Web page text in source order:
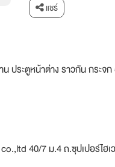
แชร์
น ประตูหน้าต่าง ราวกัน กระ
40/7 ม.4 ถ.ซุปเปอร์ไฮเ